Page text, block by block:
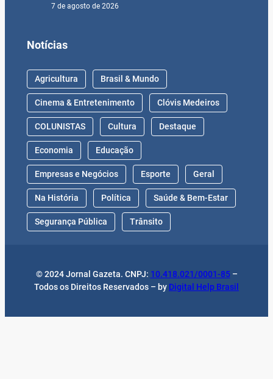
7 de agosto de 2026
Notícias
Agricultura Brasil & Mundo
Cinema & Entretenimento Clóvis Medeiros
COLUNISTAS Cultura Destaque
Economia Educação
Empresas e Negócios Esporte Geral
Na História Política Saúde & Bem-Estar
Segurança Pública Trânsito
© 2024 Jornal Gazeta. CNPJ: 10.418.021/0001-85–
Todos os Direitos Reservados – by Digital Help Brasil